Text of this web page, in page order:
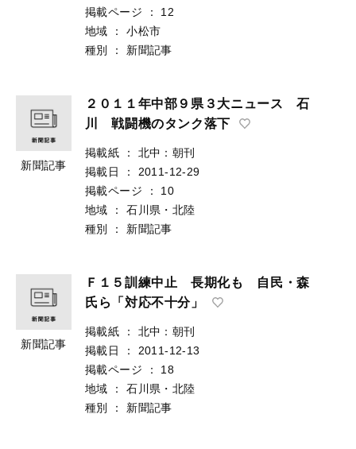
掲載ページ
：
12
地域
：
小松市
種別
： 新聞記事
新聞記事
２０１１年中部９県３大ニュース 石
川 戦闘機のタンク落下
掲載紙 ：
北中：朝刊
掲載日
：
2011-12-29
掲載ページ
：
10
地域
：
石川県・北陸
種別
： 新聞記事
新聞記事
Ｆ１５訓練中止 長期化も 自民・森
氏ら「対応不十分」
掲載紙 ：
北中：朝刊
掲載日
：
2011-12-13
掲載ページ
：
18
地域
：
石川県・北陸
種別
： 新聞記事